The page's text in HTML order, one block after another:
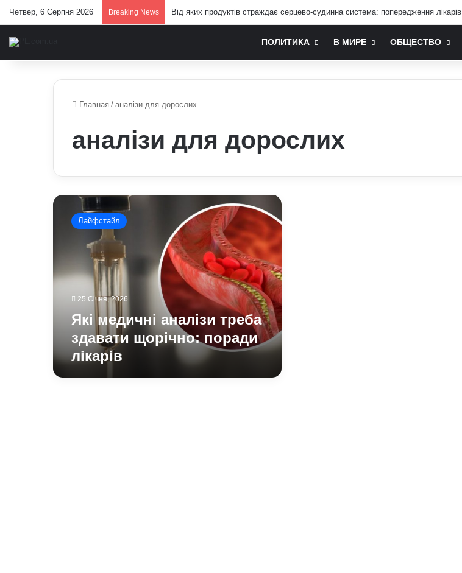
Четвер, 6 Серпня 2026 Breaking News Від яких продуктів страждає серцево-судинна система: попередження лікарів
ПОЛИТИКА В МИРЕ ОБЩЕСТВО
Главная / аналізи для дорослих
аналізи для дорослих
Які
медичні
аналізи
поради
Лайфстайл
25 Січня, 2026
Які медичні аналізи треба
здавати щорічно: поради
лікарів